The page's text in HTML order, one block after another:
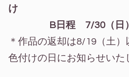
け
B日程 7/30（日）粘
＊作品の返却は8/19（土
色付けの日にお知らせいた